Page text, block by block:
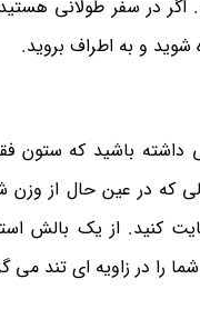
اگر در سفر طولانی
شوید و به اطراف بروید.
باشید که ستون
که در عین حال از وزن
کنید. از یک بالش
را در زاویه ای تند می